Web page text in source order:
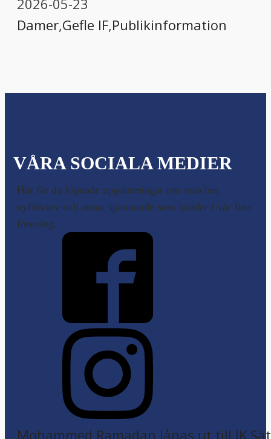
2026-05-23
Damer,Gefle IF,Publikinformation
VÅRA SOCIALA MEDIER
Här får du löpande uppdateringar om matcher,
nyförvärv och annat spännande som händer i vår fina
förening.
Mohammed Ramadan lånas ut till IK